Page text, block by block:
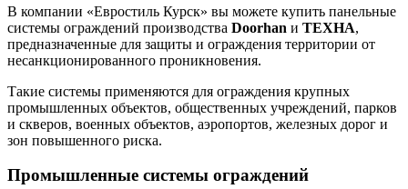
В компании «Евростиль Курск» вы можете купить панельные
системы ограждений производства Doorhan и ТЕХНА,
предназначенные для защиты и ограждения территории от
несанкционированного проникновения.
Такие системы применяются для ограждения крупных
промышленных объектов, общественных учреждений, парков
и скверов, военных объектов, аэропортов, железных дорог и
зон повышенного риска.
Промышленные системы ограждений